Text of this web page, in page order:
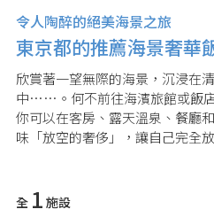
難忘時光的絕佳選擇。而且，直接連接東
令人陶醉的絕美海景之旅
東京都的推薦海景奢華
欣賞著一望無際的海景，沉浸在
中……。何不前往海濱旅館或飯
你可以在客房、露天溫泉、餐廳
味「放空的奢侈」，讓自己完全
全 1 施設